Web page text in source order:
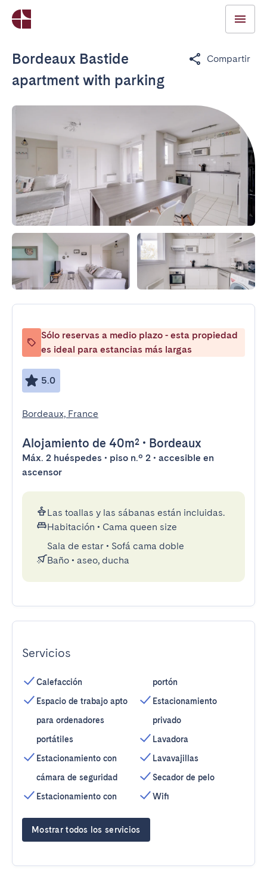
Bordeaux Bastide
apartment with parking
Compartir
Sólo reservas a medio plazo - esta propiedad
es ideal para estancias más largas
5.0
Bordeaux, France
Alojamiento de 40m² • Bordeaux
Máx. 2 huéspedes • piso n.º 2 • accesible en
ascensor
Las toallas y las sábanas están incluidas.
Habitación • Cama queen size
Sala de estar • Sofá cama doble
Baño • aseo, ducha
Servicios
Calefacción
Espacio de trabajo apto
para ordenadores
portátiles
Estacionamiento con
cámara de seguridad
Estacionamiento con
portón
Estacionamiento
privado
Lavadora
Lavavajillas
Secador de pelo
Wifi
Mostrar todos los servicios